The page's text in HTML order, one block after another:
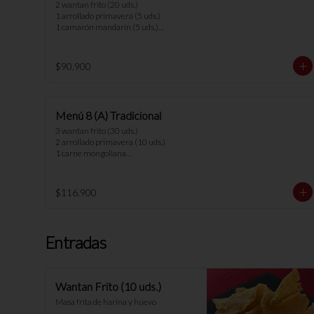
2 wantan frito (20 uds.)
1 arrollado primavera (5 uds.)
1 camarón mandarín (5 uds.)
1 chapsui vegetariano
1 arrollado de marisco
los menús.
$90.900
Menú 8 (A) Tradicional
3 wantan frito (30 uds.)
2 arrollado primavera (10 uds.)
1 carne mongoliana
1 arrollado de marisco
1 cerdo cantones
8 arroz chaufan
$116.900
Entradas
Wantan Frito (10 uds.)
Masa frita de harina y huevo